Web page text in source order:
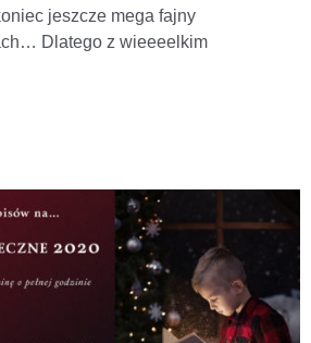
jeszcze mega fajny
Dlatego z wieeeelkim